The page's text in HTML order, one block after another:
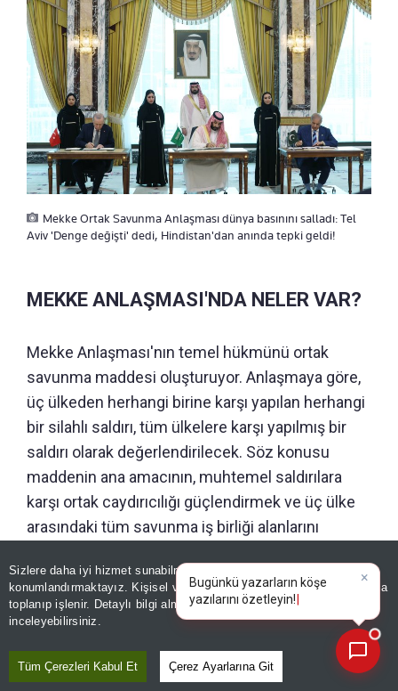
Sizlere daha iyi hizmet sunabilmek adına sitemizde
konumlandırmaktayız. Kişisel verileriniz, KVKK ve GDPR kapsamında
toplanıp işlenir. Detaylı bilgi almak içinAydınlatma Metnimizi
inceleyebilirsiniz.
Tüm Çerezleri Kabul Et Çerez Ayarlarına Git
Mekke Ortak Savunma Anlaşması dünya basınını salladı: Tel
Aviv 'Denge değişti' dedi, Hindistan'dan anında tepki geldi!
MEKKE ANLAŞMASI'NDA NELER VAR?
Mekke Anlaşması'nın temel hükmünü ortak
savunma maddesi oluşturuyor. Anlaşmaya göre,
üç ülkeden herhangi birine karşı yapılan herhangi
bir silahlı saldırı, tüm ülkelere karşı yapılmış bir
saldırı olarak değerlendirilecek. Söz konusu
maddenin ana amacının, muhtemel saldırılara
karşı ortak caydırıcılığı güçlendirmek ve üç ülke
arasındaki tüm savunma iş birliği alanlarını
Anlaşma, NATO’nun kolektif savunmayı içeren 5.
Maddesi ile büyük benzerlik taşıyor. İttifak
kapsamında askeri eğitim, istihbarat paylaşımı,
teknoloji transferi ve savunma sanayii alanındaki
×
Bugünkü yazarların köşe
yazılarını öze